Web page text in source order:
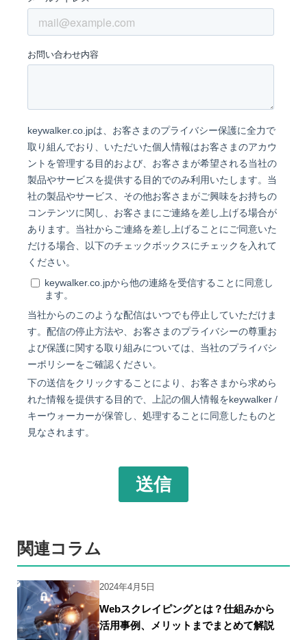
関連コラム
2024年4月5日
Webスクレイピングとは？仕組みから
活用事例、メリットまでまとめて解説